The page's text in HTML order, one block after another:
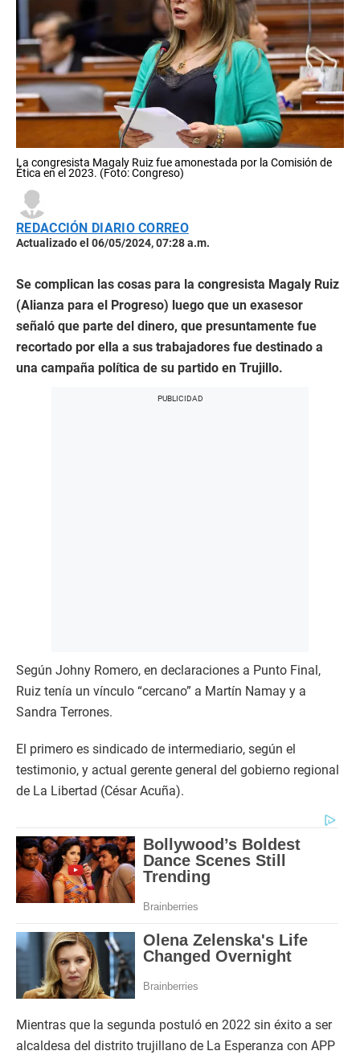
La congresista Magaly Ruiz fue amonestada por la Comisión de
Ética en el 2023. (Foto: Congreso)
REDACCIÓN DIARIO CORREO
Actualizado el 06/05/2024, 07:28 a.m.
Se complican las cosas para la congresista Magaly Ruiz
(Alianza para el Progreso) luego que un exasesor
señaló que parte del dinero, que presuntamente fue
recortado por ella a sus trabajadores fue destinado a
una campaña política de su partido en Trujillo.
Según Johny Romero, en declaraciones a Punto Final,
Ruiz tenía un vínculo “cercano” a Martín Namay y a
Sandra Terrones.
El primero es sindicado de intermediario, según el
testimonio, y actual gerente general del gobierno regional
de La Libertad (César Acuña).
Mientras que la segunda postuló en 2022 sin éxito a ser
alcaldesa del distrito trujillano de La Esperanza con APP